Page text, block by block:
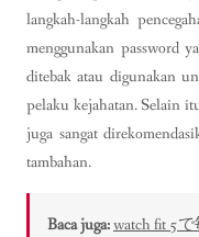
langkah-langkah
menggunakan password
ditebak atau digunakan
pelaku kejahatan. Selain
juga sangat
tambahan.
Baca juga:watch fit 5